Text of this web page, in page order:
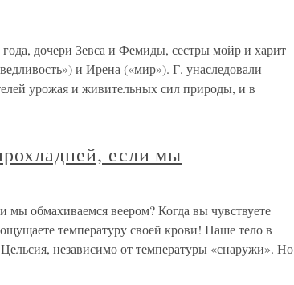
дочери Зевса и Фемиды, сестры мойр и харит
и Ирена («мир»). Г. унаследовали
урожая и живительных сил природы, и в
если мы
мы обмахиваемся веером? Когда вы чувствуете
температуру своей крови! Наше тело в
независимо от температуры «снаружи». Но